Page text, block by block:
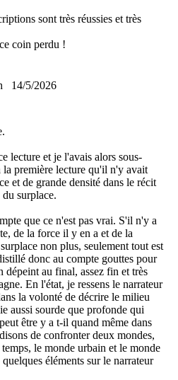
sont très réussies et très
coin perdu !
14/5/2026
lecture et je l'avais alors sous-
la première lecture qu'il n'y avait
et de grande densité dans le récit
surplace.
que ce n'est pas vrai. S'il n'y a
de la force il y en a et de la
non plus, seulement tout est
donc au compte gouttes pour
dépeint au final, assez fin et très
En l'état, je ressens le narrateur
la volonté de décrire le milieu
aussi sourde que profonde qui
être y a t-il quand même dans
de confronter deux mondes,
le monde urbain et le monde
éléments sur le narrateur